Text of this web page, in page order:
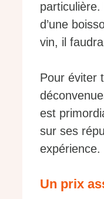
d’une
vin, il
Pour éviter
est
sur ses
expérience.
Un prix